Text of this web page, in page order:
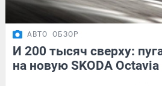
АВТО ОБЗОР
И 200 тысяч сверху:
на новую SKODA